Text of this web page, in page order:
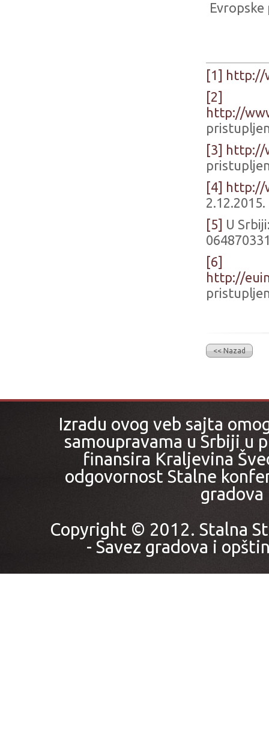
[1] http://
[2]
http://
[3] http://
[4] http://
2.12.2015.
[5] U
[6]
http://
<< Nazad
Izradu ovog veb sajta
samoupravama u Srbiji u
finansira Kraljevina
odgovornost Stalne
gradova
Copyright © 2012. Stalna
- Savez gradova i